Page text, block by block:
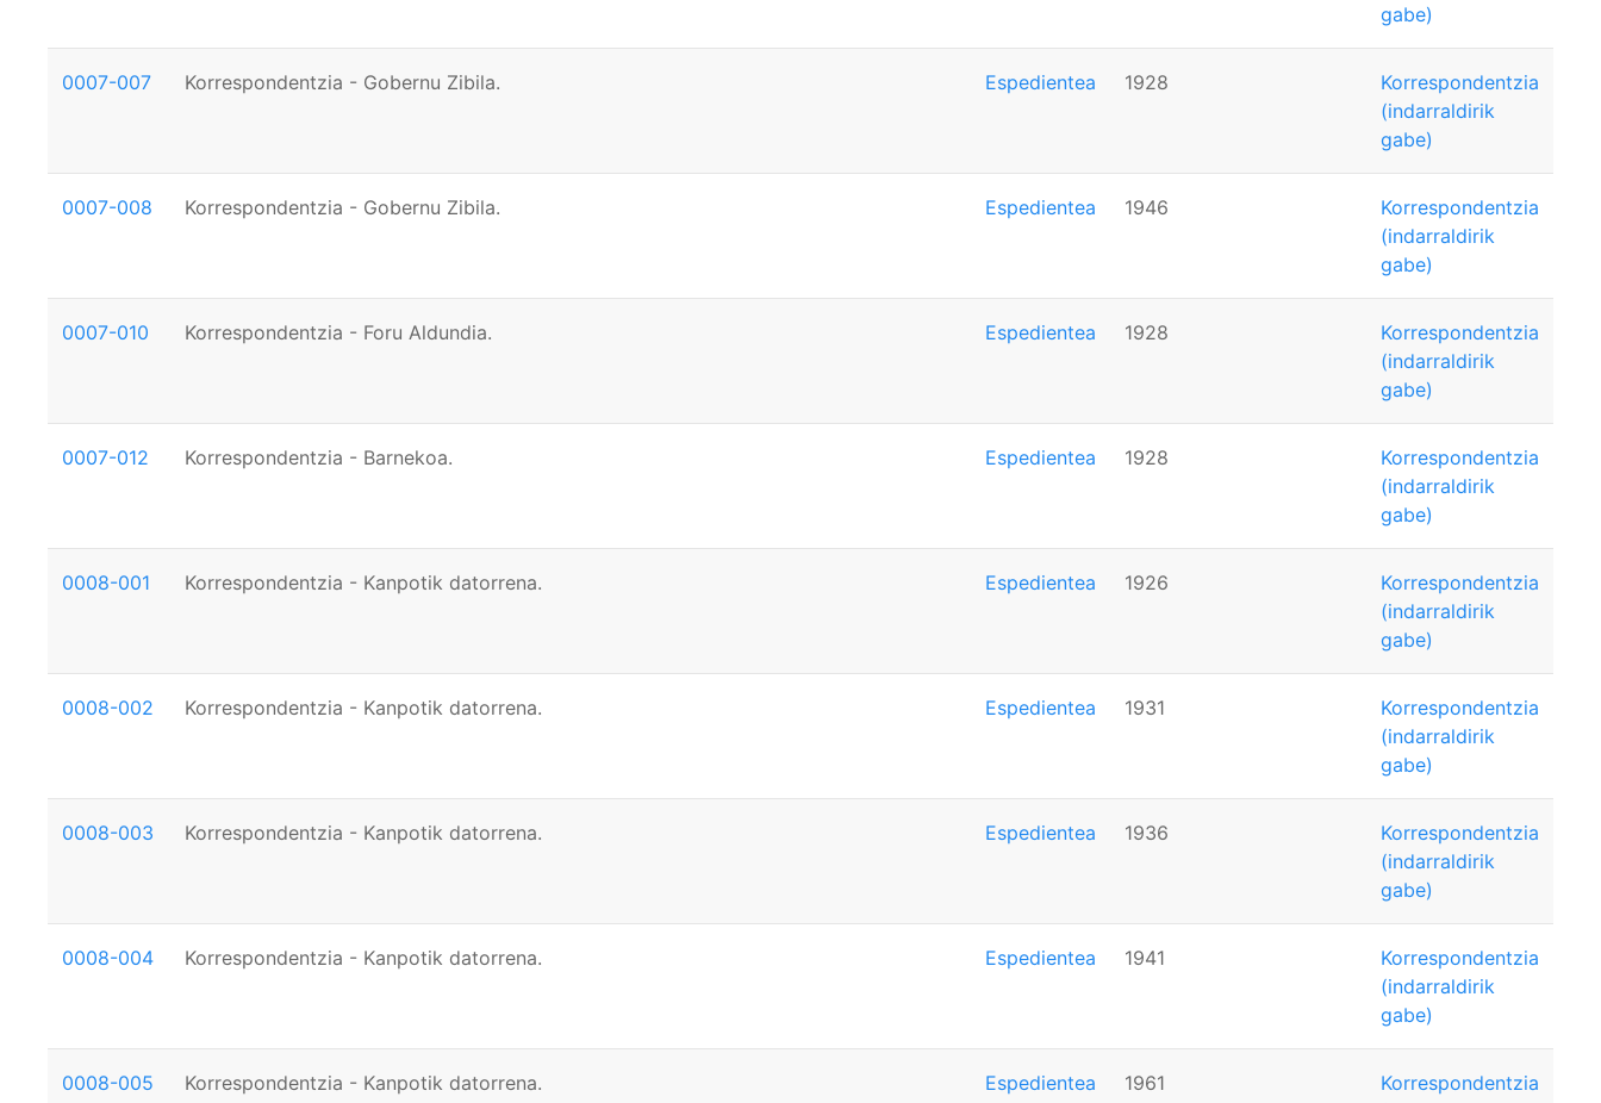
gabe)
0007-007 Korrespondentzia - Gobernu Zibila. Espedientea 1928
Korrespondentzia
(indarraldirik
gabe)
0007-008 Korrespondentzia - Gobernu Zibila. Espedientea 1946
Korrespondentzia
(indarraldirik
gabe)
0007-010 Korrespondentzia - Foru Aldundia. Espedientea 1928
Korrespondentzia
(indarraldirik
gabe)
0007-012 Korrespondentzia - Barnekoa. Espedientea 1928
Korrespondentzia
(indarraldirik
gabe)
0008-001 Korrespondentzia - Kanpotik datorrena. Espedientea 1926
Korrespondentzia
(indarraldirik
gabe)
0008-002 Korrespondentzia - Kanpotik datorrena. Espedientea 1931
Korrespondentzia
(indarraldirik
gabe)
0008-003 Korrespondentzia - Kanpotik datorrena. Espedientea 1936
Korrespondentzia
(indarraldirik
gabe)
0008-004 Korrespondentzia - Kanpotik datorrena. Espedientea 1941
Korrespondentzia
(indarraldirik
gabe)
0008-005 Korrespondentzia - Kanpotik datorrena. Espedientea 1961
Korrespondentzia